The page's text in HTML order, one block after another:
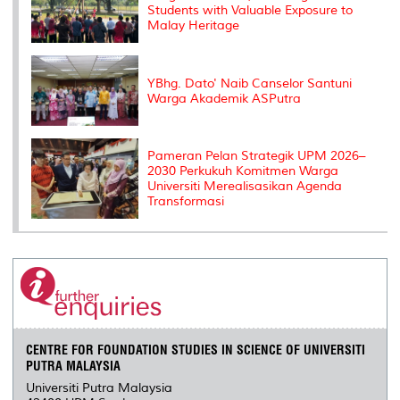
Students with Valuable Exposure to
Malay Heritage
YBhg. Dato' Naib Canselor Santuni
Warga Akademik ASPutra
Pameran Pelan Strategik UPM 2026–
2030 Perkukuh Komitmen Warga
Universiti Merealisasikan Agenda
Transformasi
CENTRE FOR FOUNDATION STUDIES IN SCIENCE OF UNIVERSITI
PUTRA MALAYSIA
Universiti Putra Malaysia